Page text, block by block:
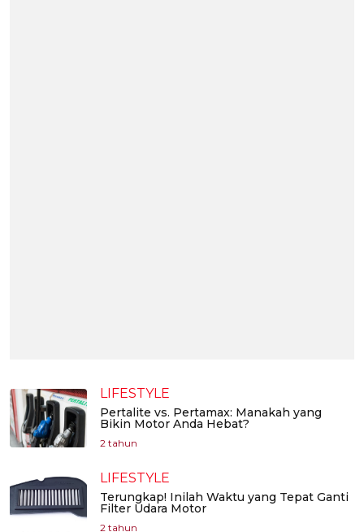
LIFESTYLE
Pertalite vs. Pertamax: Manakah yang
Bikin Motor Anda Hebat?
2 tahun
LIFESTYLE
Terungkap! Inilah Waktu yang Tepat Ganti
Filter Udara Motor
2 tahun